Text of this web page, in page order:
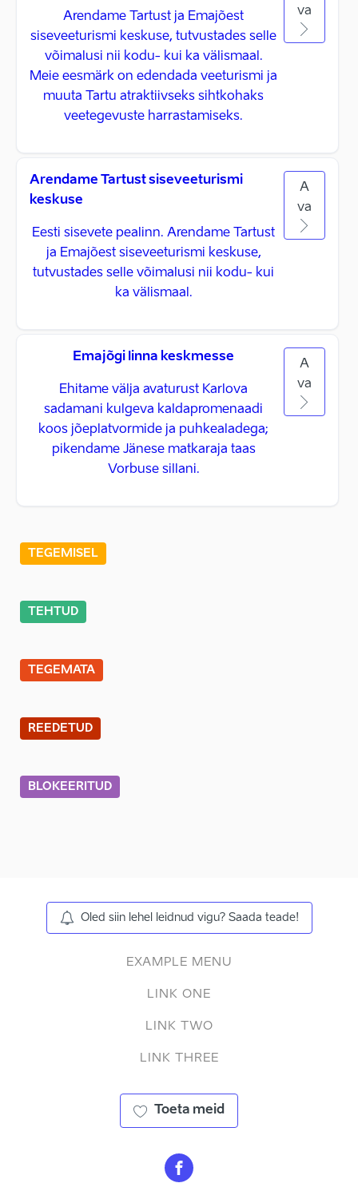
Arendame Tartust ja Emajõest
siseveeturismi keskuse, tutvustades selle
võimalusi nii kodu- kui ka välismaal.
Meie eesmärk on edendada veeturismi ja
muuta Tartu atraktiivseks sihtkohaks
veetegevuste harrastamiseks.
va
Arendame Tartust siseveeturismi
keskuse
Eesti sisevete pealinn. Arendame Tartust
ja Emajõest siseveeturismi keskuse,
tutvustades selle võimalusi nii kodu- kui
ka välismaal.
A
va
Emajõgi linna keskmesse
Ehitame välja avaturust Karlova
sadamani kulgeva kaldapromenaadi
koos jõeplatvormide ja puhkealadega;
pikendame Jänese matkaraja taas
Vorbuse sillani.
A
va
TEGEMISEL
TEHTUD
TEGEMATA
REEDETUD
BLOKEERITUD
Oled siin lehel leidnud vigu? Saada teade!
EXAMPLE MENU
LINK ONE
LINK TWO
LINK THREE
Toeta meid